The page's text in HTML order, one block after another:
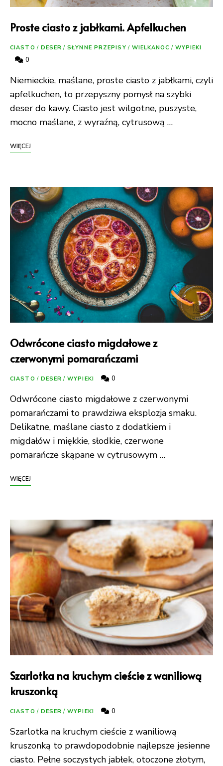
Proste ciasto z jabłkami. Apfelkuchen
CIASTO / DESER / SŁYNNE PRZEPISY / WIELKANOC / WYPIEKI
0
Niemieckie, maślane, proste ciasto z jabłkami, czyli
apfelkuchen, to przepyszny pomysł na szybki
deser do kawy. Ciasto jest wilgotne, puszyste,
mocno maślane, z wyraźną, cytrusową …
WIĘCEJ
Odwrócone ciasto migdałowe z
czerwonymi pomarańczami
CIASTO / DESER / WYPIEKI 0
Odwrócone ciasto migdałowe z czerwonymi
pomarańczami to prawdziwa eksplozja smaku.
Delikatne, maślane ciasto z dodatkiem i
migdałów i miękkie, słodkie, czerwone
pomarańcze skąpane w cytrusowym …
WIĘCEJ
Szarlotka na kruchym cieście z waniliową
kruszonką
CIASTO / DESER / WYPIEKI 0
Szarlotka na kruchym cieście z waniliową
kruszonką to prawdopodobnie najlepsze jesienne
ciasto. Pełne soczystych jabłek, otoczone złotym,